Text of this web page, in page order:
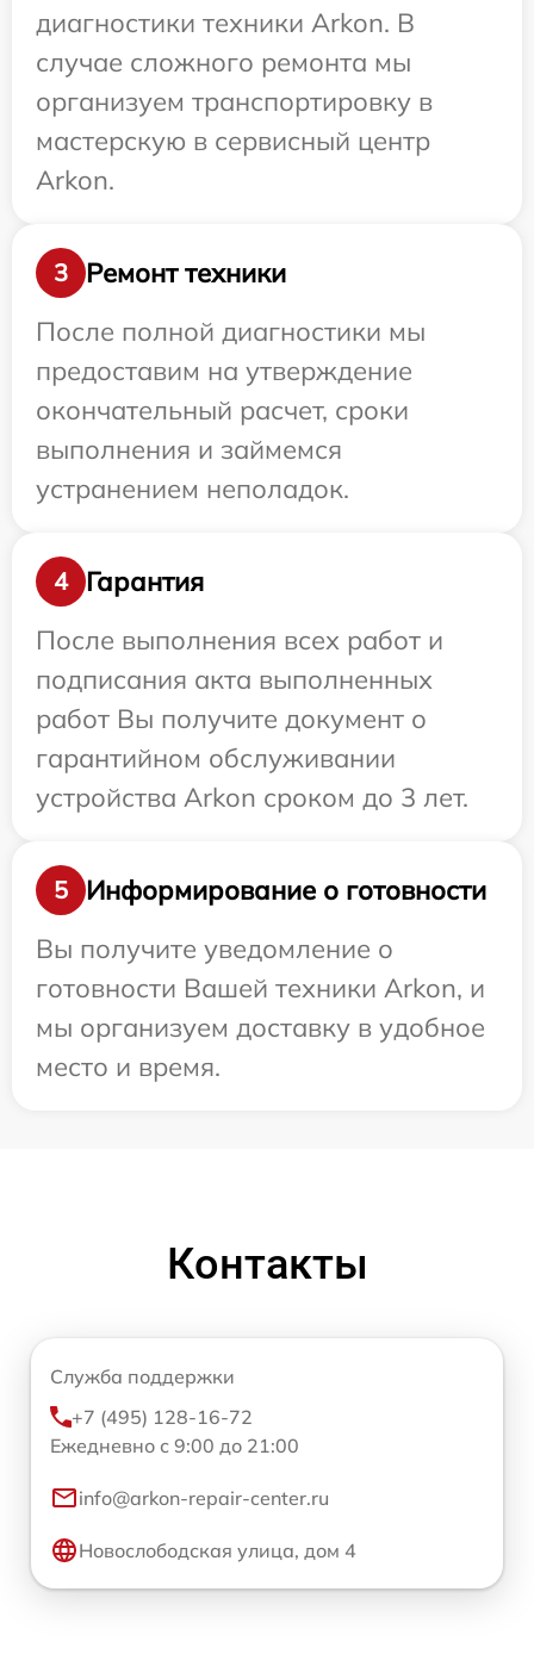
диагностики техники Arkon. В
случае сложного ремонта мы
организуем транспортировку в
мастерскую в сервисный центр
Arkon.
3
Ремонт техники
После полной диагностики мы
предоставим на утверждение
окончательный расчет, сроки
выполнения и займемся
устранением неполадок.
4
Гарантия
После выполнения всех работ и
подписания акта выполненных
работ Вы получите документ о
гарантийном обслуживании
устройства Arkon сроком до 3 лет.
5
Информирование о готовности
Вы получите уведомление о
готовности Вашей техники Arkon, и
мы организуем доставку в удобное
место и время.
Контакты
Служба поддержки
+7 (495) 128-16-72
Ежедневно с 9:00 до 21:00
info@arkon-repair-center.ru
Новослободская улица, дом 4